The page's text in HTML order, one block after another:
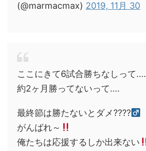
(@marmacmax) 2019, 11月 30
ここにきて6試合勝ちなしって....
約2ヶ月勝ってないって....
最終節は勝たないとダメ????‍
がんばれ～
俺たちは応援するしか出来ない